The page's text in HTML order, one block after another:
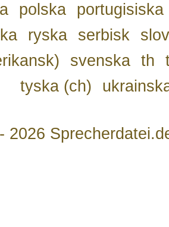
polska
portugisiska
ryska serbisk
svenska th
tyska (ch)
2026